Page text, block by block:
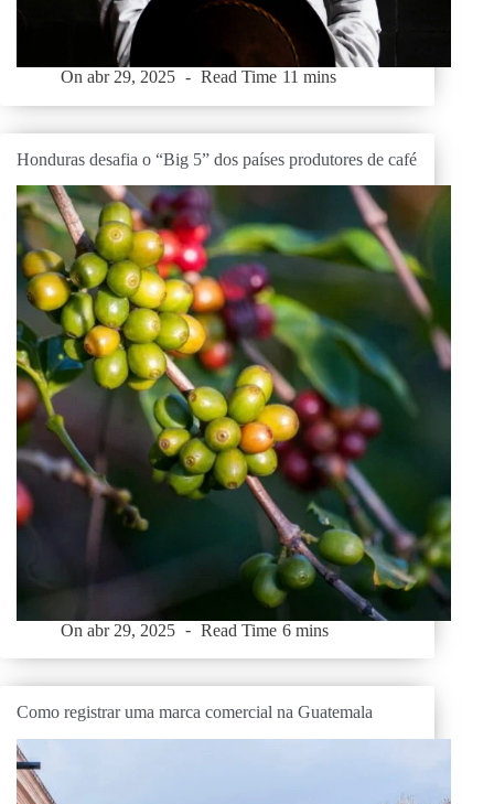
On abr 29, 2025 Read Time 11 mins
Honduras desafia o “Big 5” dos países produtores de café
On abr 29, 2025 Read Time 6 mins
Como registrar uma marca comercial na Guatemala